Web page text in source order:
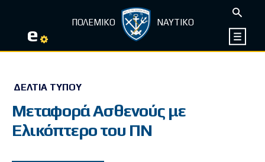
e ΠΟΛΕΜΙΚΟ ΝΑΥΤΙΚΟ
ΔΕΛΤΊΑ ΤΎΠΟΥ
Μεταφορά Ασθενούς με
Ελικόπτερο του ΠΝ